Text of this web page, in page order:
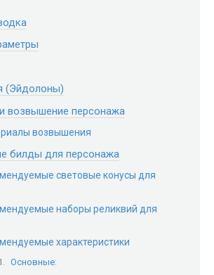
(Эйдолоны)
возвышение персонажа
возвышения
билды для персонажа
световые конусы для
наборы реликвий для
характеристики
Основные: